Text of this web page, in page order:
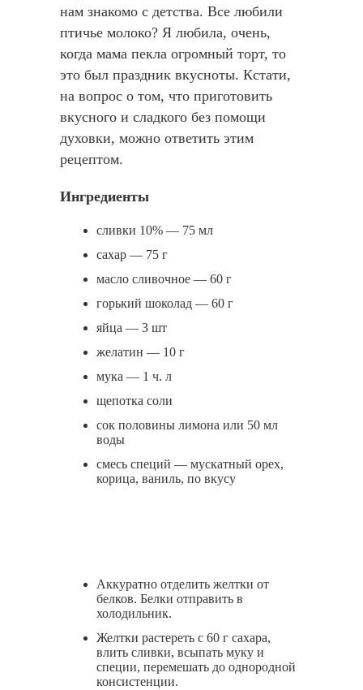
нам знакомо с детства. Все любили
птичье молоко? Я любила, очень,
когда мама пекла огромный торт, то
это был праздник вкусноты. Кстати,
на вопрос о том, что приготовить
вкусного и сладкого без помощи
духовки, можно ответить этим
рецептом.
Ингредиенты
сливки 10% — 75 мл
сахар — 75 г
масло сливочное — 60 г
горький шоколад — 60 г
яйца — 3 шт
желатин — 10 г
мука — 1 ч. л
щепотка соли
сок половины лимона или 50 мл
воды
смесь специй — мускатный орех,
корица, ваниль, по вкусу
Аккуратно отделить желтки от
белков. Белки отправить в
холодильник.
Желтки растереть с 60 г сахара,
влить сливки, всыпать муку и
специи, перемешать до однородной
консистенции.